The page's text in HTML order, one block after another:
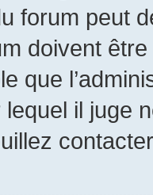
forum peut
doivent
que
lequel il juge